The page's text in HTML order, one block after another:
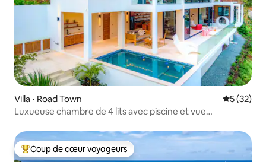
Villa ⋅ Road Town
5 (32)
Luxueuse chambre de 4 lits avec piscine et vue
Coups de cœur voyageurs les plus appréciés
Coup de cœur voyageurs